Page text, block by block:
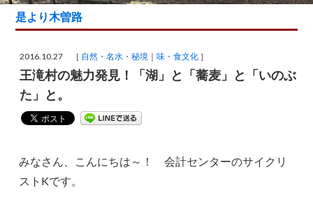
是より木曽路
2016.10.27 ［ 自然・名水・秘境 味・食文化 ］
王滝村の魅力発見！「湖」と「蕎麦」と「いのぶ
た」と。
みなさん、こんにちは～！ 会計センターのサイクリ
ストKです。